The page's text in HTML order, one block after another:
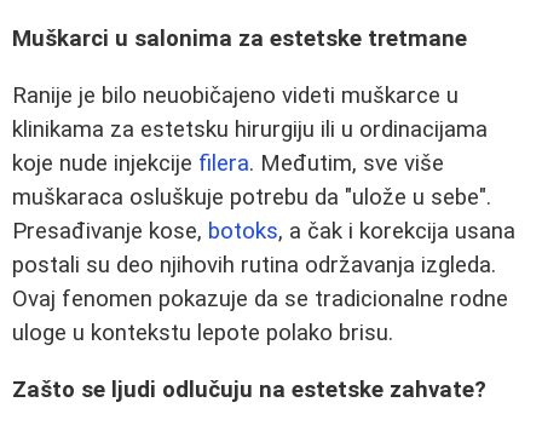
Muškarci u salonima za estetske tretmane
Ranije je bilo neuobičajeno videti muškarce u
klinikama za estetsku hirurgiju ili u ordinacijama
koje nude injekcije filera. Međutim, sve više
muškaraca osluškuje potrebu da "ulože u sebe".
Presađivanje kose, botoks, a čak i korekcija usana
postali su deo njihovih rutina održavanja izgleda.
Ovaj fenomen pokazuje da se tradicionalne rodne
uloge u kontekstu lepote polako brisu.
Zašto se ljudi odlučuju na estetske zahvate?